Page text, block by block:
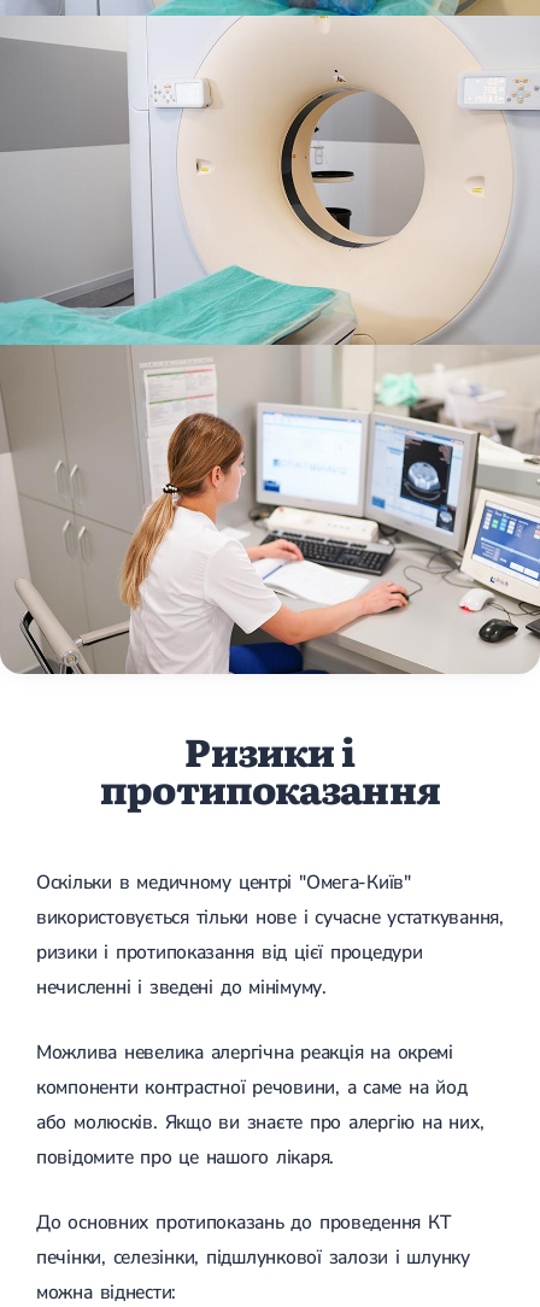
Ризики і
протипоказання
Оскільки в медичному центрі "Омега-Київ"
використовується тільки нове і сучасне устаткування,
ризики і протипоказання від цієї процедури
нечисленні і зведені до мінімуму.
Можлива невелика алергічна реакція на окремі
компоненти контрастної речовини, а саме на йод
або молюсків. Якщо ви знаєте про алергію на них,
повідомите про це нашого лікаря.
До основних протипоказань до проведення КТ
печінки, селезінки, підшлункової залози і шлунку
можна віднести: